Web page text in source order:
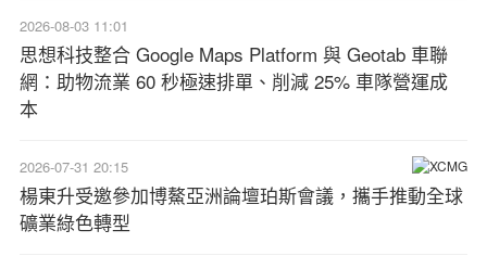
2026-08-03 11:01
思想科技整合 Google Maps Platform 與 Geotab 車聯
網：助物流業 60 秒極速排單、削減 25% 車隊營運成
本
2026-07-31 20:15
楊東升受邀參加博鰲亞洲論壇珀斯會議，攜手推動全球
礦業綠色轉型